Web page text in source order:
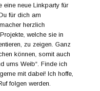
eine neue Linkparty für
für dich am
herzlich
welche sie in
zu zeigen. Ganz
können, somit auch
ums Weib“. Finde ich
mit dabei! Ich hoffe,
folgen werden.